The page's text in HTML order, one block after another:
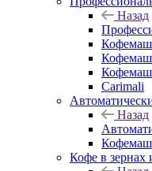
Назад
Carimali
Назад
Кофе в зернах